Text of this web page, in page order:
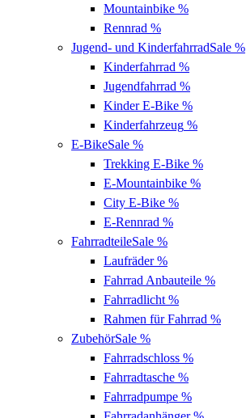
Mountainbike %
Rennrad %
Jugend- und KinderfahrradSale %
Kinderfahrrad %
Jugendfahrrad %
Kinder E-Bike %
Kinderfahrzeug %
E-BikeSale %
Trekking E-Bike %
E-Mountainbike %
City E-Bike %
E-Rennrad %
FahrradteileSale %
Laufräder%
Fahrrad Anbauteile %
Fahrradlicht %
Rahmen für Fahrrad %
ZubehörSale %
Fahrradschloss %
Fahrradtasche %
Fahrradpumpe %